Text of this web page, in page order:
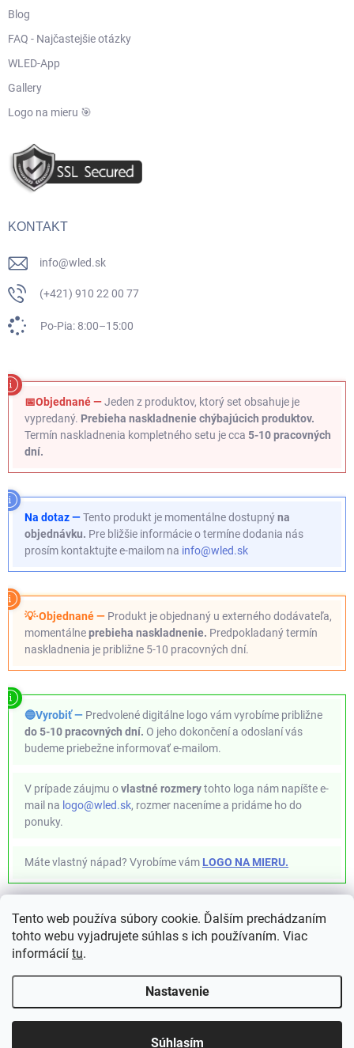
Tento web používa súbory cookie. Ďalším prechádzaním
tohto webu vyjadrujete súhlas s ich používaním. Viac
informácií tu.
Nastavenie
Súhlasím
Blog
FAQ - Najčastejšie otázky
WLED-App
Gallery
Logo na mieru 🎯
KONTAKT
info@wled.sk
(+421) 910 22 00 77
Po-Pia: 8:00–15:00
📅Objednané —Jeden z produktov, ktorý set obsahuje je
vypredaný. Prebieha naskladnenie chýbajúcich produktov.
Termín naskladnenia kompletného setu je cca 5-10 pracovných
dní.
Na dotaz —Tento produkt je momentálne dostupnýna
objednávku. Pre bližšie informácie o termíne dodania nás
prosím kontaktujte e-mailom na info@wled.sk
💡·Objednané — Produkt je objednaný u externého dodávateľa,
momentálneprebieha naskladnenie. Predpokladaný termín
naskladnenia je približne 5-10 pracovných dní.
🔵Vyrobiť — Predvolené digitálne logo vám vyrobíme približne
do 5-10 pracovných dní. O jeho dokončení a odoslaní vás
budeme priebežne informovať e-mailom.
V prípade záujmu ovlastné rozmerytohto loga nám napíšte e-
mail na logo@wled.sk, rozmer naceníme a pridáme ho do
ponuky.
Máte vlastný nápad? Vyrobíme vám LOGO NA MIERU.
✦ WLED Project ✦ https://kno.wled.ge ✦
WLED.sk. Všetky práva vyhradené.